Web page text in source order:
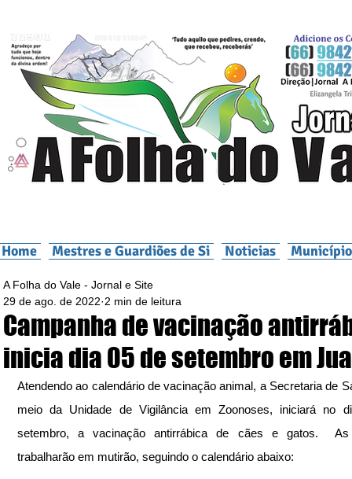
Home Mestres e Guardiões de Si Noticias
Campanha de vacinação
inicia dia 05 de setembro em
A Folha do Vale - Jornal e Site
29 de ago. de 2022 2 min de leitura
Atendendo ao calendário de vacinação animal, a Secretaria de
meio da Unidade de Vigilância em Zoonoses, iniciará no
setembro, a vacinação antirrábica de cães e gatos.  As
trabalharão em mutirão, seguindo o calendário abaixo: